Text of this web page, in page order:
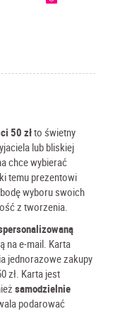
50 złto świetny
lub bliskiej
chce wybierać
temu prezentowi
wyboru swoich
z tworzenia.
na e-mail. Karta
jednorazowe zakupy
zł. Karta jest
samodzielnie
podarować